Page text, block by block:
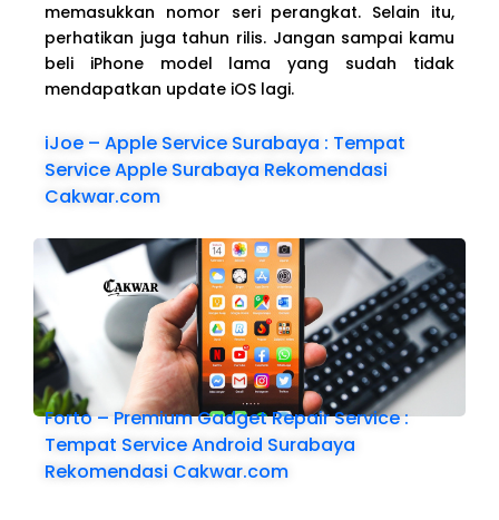
memasukkan nomor seri perangkat. Selain itu,
perhatikan juga tahun rilis. Jangan sampai kamu
beli iPhone model lama yang sudah tidak
mendapatkan update iOS lagi.
iJoe – Apple Service Surabaya : Tempat
Service Apple Surabaya Rekomendasi
Cakwar.com
Forto – Premium Gadget Repair Service :
Tempat Service Android Surabaya
Rekomendasi Cakwar.com